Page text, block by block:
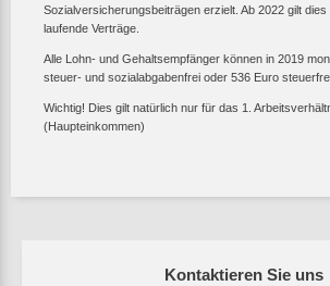
Kontaktieren Sie uns
Sozialversicherungsbeiträgen erzielt. Ab 2022 gilt
laufende Verträge.
Alle Lohn- und Gehaltsempfänger können in 2019
steuer- und sozialabgabenfrei oder 536 Euro
Wichtig! Dies gilt natürlich nur für das 1.
(Haupteinkommen)